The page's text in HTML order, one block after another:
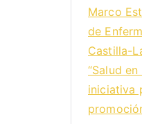
Marco
de
Castilla-
“Salud en
iniciativa